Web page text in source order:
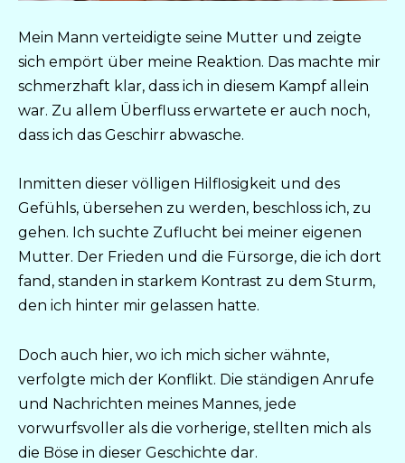
Mein Mann verteidigte seine Mutter und zeigte
sich empört über meine Reaktion. Das machte mir
schmerzhaft klar, dass ich in diesem Kampf allein
war. Zu allem Überfluss erwartete er auch noch,
dass ich das Geschirr abwasche.
Inmitten dieser völligen Hilflosigkeit und des
Gefühls, übersehen zu werden, beschloss ich, zu
gehen. Ich suchte Zuflucht bei meiner eigenen
Mutter. Der Frieden und die Fürsorge, die ich dort
fand, standen in starkem Kontrast zu dem Sturm,
den ich hinter mir gelassen hatte.
Doch auch hier, wo ich mich sicher wähnte,
verfolgte mich der Konflikt. Die ständigen Anrufe
und Nachrichten meines Mannes, jede
vorwurfsvoller als die vorherige, stellten mich als
die Böse in dieser Geschichte dar.